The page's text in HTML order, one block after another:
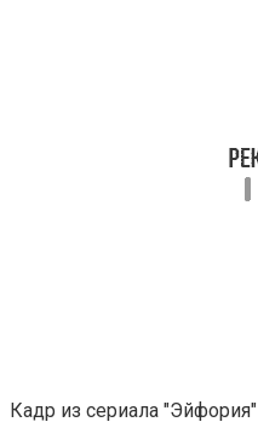
Кадр из сериала "Эйфория"